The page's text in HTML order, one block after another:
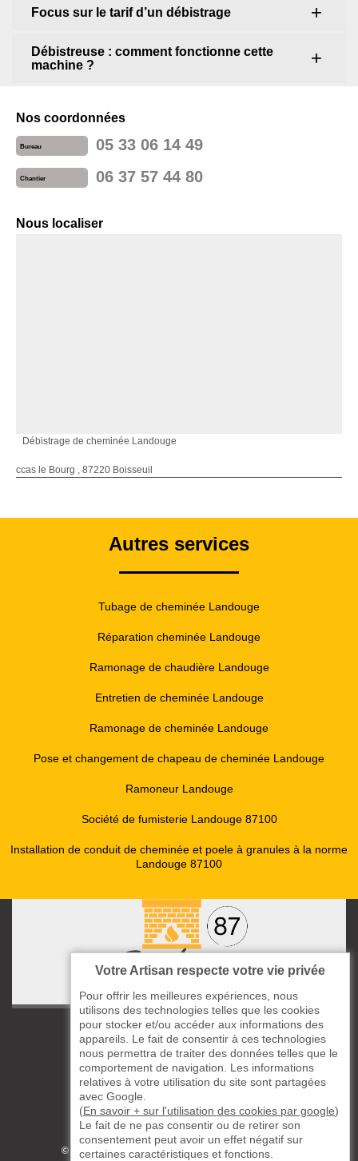
Focus sur le tarif d’un débistrage
Débistreuse : comment fonctionne cette
machine ?
Nos coordonnées
Bureau 05 33 06 14 49
Chantier 06 37 57 44 80
Nous localiser
Débistrage de cheminée Landouge
ccas le Bourg , 87220 Boisseuil
Autres services
Tubage de cheminée Landouge
Réparation cheminée Landouge
Ramonage de chaudière Landouge
Entretien de cheminée Landouge
Ramonage de cheminée Landouge
Pose et changement de chapeau de cheminée Landouge
Ramoneur Landouge
Société de fumisterie Landouge 87100
Installation de conduit de cheminée et poele à granules à la norme
Landouge 87100
ccas le Bourg
87220 Boisseuil
05 33 06 14 49
06 37 57 44 80
Siret : 823732649
©2019 - 2026 TOUS DROITS RÉSERVÉS
Votre Artisan respecte votre vie privée
Pour offrir les meilleures expériences, nous
utilisons des technologies telles que les cookies
pour stocker et/ou accéder aux informations des
appareils. Le fait de consentir à ces technologies
nous permettra de traiter des données telles que le
comportement de navigation. Les informations
relatives à votre utilisation du site sont partagées
avec Google.
(En savoir + sur l'utilisation des cookies par google)
Le fait de ne pas consentir ou de retirer son
consentement peut avoir un effet négatif sur
certaines caractéristiques et fonctions.